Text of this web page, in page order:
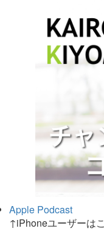
Apple Podcast
↑iPhoneユーザーは